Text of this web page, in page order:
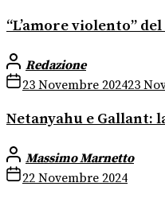
“L’amore violento”
Redazione
23 Novembre 202423
Netanyahu e Gallant:
Massimo Marnetto
22 Novembre 2024